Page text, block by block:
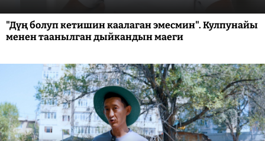
"Дүң болуп кетишин каалаган эмесмин". Кулпунайы
менен таанылган дыйкандын маеги